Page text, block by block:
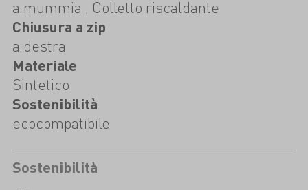
a mummia , Colletto riscaldante
Chiusura a zip
a destra
Materiale
Sintetico
Sostenibilità
ecocompatibile
Sostenibilità